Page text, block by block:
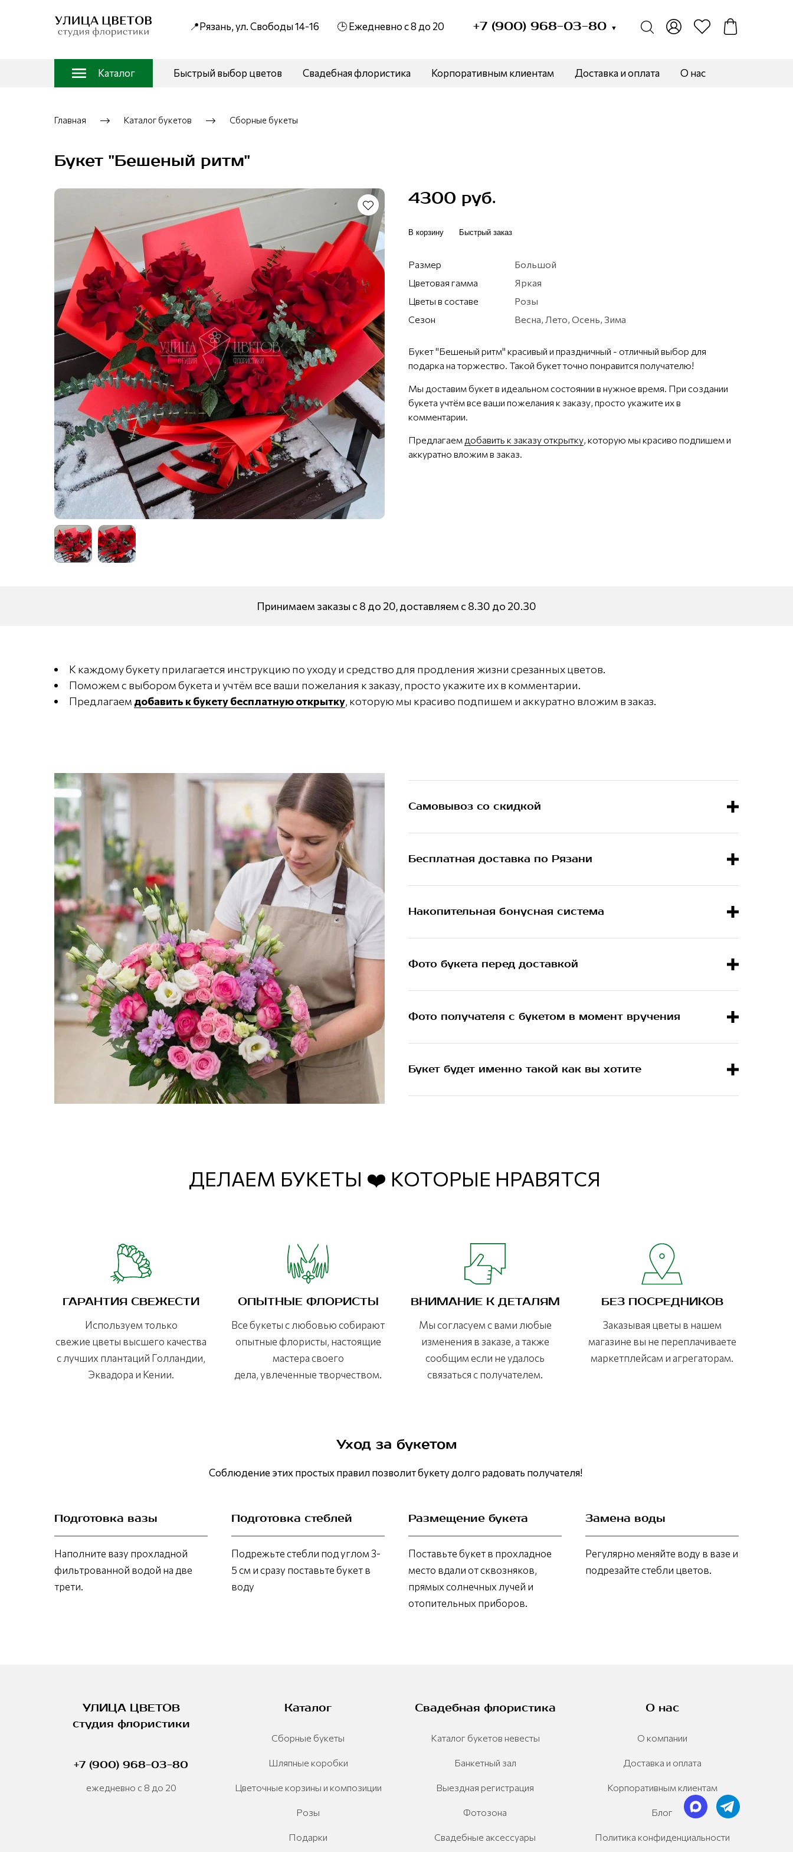
📍Рязань, ул. Свободы 14-16 🕒 Ежедневно с 8 до 20 +7 (900) 968-03-80 ▼
Каталог Быстрый выбор цветов Свадебная флористика Корпоративным клиентам Доставка и оплата О нас
Главная Каталог букетов Сборные букеты
Букет "Бешеный ритм"
4300 руб.
В корзину Быстрый заказ
Размер
Большой
Цветовая гамма
Яркая
Цветы в составе
Розы
Сезон
Весна, Лето, Осень, Зима
Букет "Бешеный ритм" красивый и праздничный - отличный выбор для
подарка на торжество. Такой букет точно понравится получателю!
Мы доставим букет в идеальном состоянии в нужное время. При создании
букета учтём все ваши пожелания к заказу, просто укажите их в
комментарии.
Предлагаем добавить к заказу открытку, которую мы красиво подпишем и
аккуратно вложим в заказ.
Принимаем заказы с 8 до 20, доставляем с 8.30 до 20.30
К каждому букету прилагается инструкцию по уходу и средство для продления жизни срезанных цветов.
Поможем с выбором букета и учтём все ваши пожелания к заказу, просто укажите их в комментарии.
Предлагаем добавить к букету бесплатную открытку, которую мы красиво подпишем и аккуратно вложим в заказ.
Самовывоз со скидкой
Бесплатная доставка по Рязани
Накопительная бонусная система
Фото букета перед доставкой
Фото получателя с букетом в момент вручения
Букет будет именно такой как вы хотите
ДЕЛАЕМ БУКЕТЫ ❤️ КОТОРЫЕ НРАВЯТСЯ
ГАРАНТИЯ СВЕЖЕСТИ
Используем только
свежие цветы высшего качества
с лучших плантаций Голландии,
Эквадора и Кении.
ОПЫТНЫЕ ФЛОРИСТЫ
Все букеты с любовью собирают
опытные флористы, настоящие
мастера своего
дела, увлеченные творчеством.
ВНИМАНИЕ К ДЕТАЛЯМ
Мы согласуем с вами любые
изменения в заказе, а также
сообщим если не удалось
связаться с получателем.
БЕЗ ПОСРЕДНИКОВ
Заказывая цветы в нашем
магазине вы не переплачиваете
маркетплейсам и агрегаторам.
Уход за букетом
Соблюдение этих простых правил позволит букету долго радовать получателя!
Подготовка вазы
Наполните вазу прохладной
фильтрованной водой на две
трети.
Подготовка стеблей
Подрежьте стебли под углом 3-
5 см и сразу поставьте букет в
воду
Размещение букета
Поставьте букет в прохладное
место вдали от сквозняков,
прямых солнечных лучей и
отопительных приборов.
Замена воды
Регулярно меняйте воду в вазе и
подрезайте стебли цветов.
УЛИЦА ЦВЕТОВ
студия флористики
+7 (900) 968-03-80
ежедневно с 8 до 20
Каталог
Сборные букеты
Шляпные коробки
Цветочные корзины и композиции
Розы
Подарки
Свадебная флористика
Каталог букетов невесты
Банкетный зал
Выездная регистрация
Фотозона
Свадебные аксессуары
О нас
О компании
Доставка и оплата
Корпоративным клиентам
Блог
Политика конфиденциальности